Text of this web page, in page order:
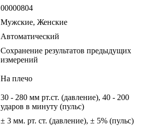
00000804
Мужские, Женские
Автоматический
Сохранение результатов предыдущих
измерений
На плечо
30 - 280 мм рт.ст. (давление), 40 - 200
ударов в минуту (пульс)
± 3 мм. рт. ст. (давление), ± 5% (пульс)